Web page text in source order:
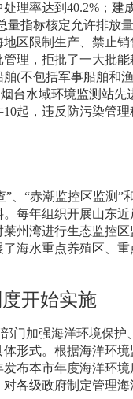
理率达到 40.2% ；建
量指标核定允许排放
区限制生产、禁止
理，拒批了一大批
舶(不包括军事船舶和
台水域环境监测站
10起，违反防污染管理
、“赤潮监控区监测”
每年组织开展山东
州湾进行生态监控
海水重点养殖区、
开始实施
门加强海洋环境保
形式。根据海洋环
布本市年度海洋环
各级政府制定管理海